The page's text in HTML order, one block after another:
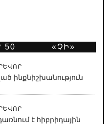
50
«ՉԻ»
ինքնիշխանություն
է հիբրիդային